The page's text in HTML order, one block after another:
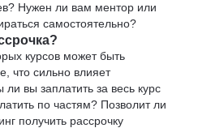
Нужен ли вам ментор или
самостоятельно?
курсов может быть
что сильно влияет
ли вы заплатить за весь курс
по частям? Позволит ли
получить рассрочку